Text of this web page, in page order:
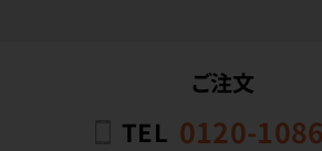
ご注文
TEL 0120-